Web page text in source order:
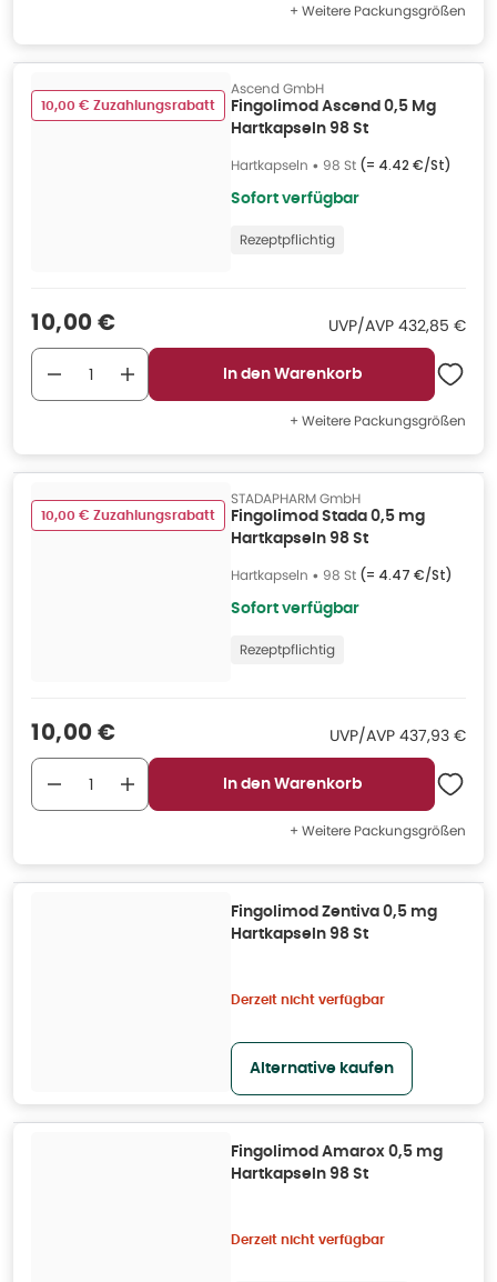
+ Weitere Packungsgrößen
10,00 € Zuzahlungsrabatt
Ascend GmbH
Fingolimod Ascend 0,5 Mg
Hartkapseln 98 St
Hartkapseln • 98 St (= 4.42 €/St)
Sofort verfügbar
Rezeptpflichtig
Verkaufspreis
10,00 € UVP/AVP UVP/AVP:
432,85 €
In den Warenkorb
+ Weitere Packungsgrößen
10,00 € Zuzahlungsrabatt
STADAPHARM GmbH
Fingolimod Stada 0,5 mg
Hartkapseln 98 St
Hartkapseln • 98 St (= 4.47 €/St)
Sofort verfügbar
Rezeptpflichtig
Verkaufspreis
10,00 € UVP/AVP UVP/AVP:
437,93 €
In den Warenkorb
+ Weitere Packungsgrößen
Fingolimod Zentiva 0,5 mg
Hartkapseln 98 St
Derzeit nicht verfügbar
Alternative kaufen
Fingolimod Amarox 0,5 mg
Hartkapseln 98 St
Derzeit nicht verfügbar